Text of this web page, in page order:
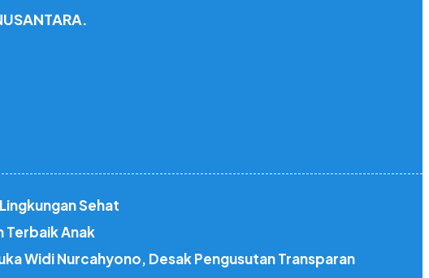
Sehat
Terbaik Anak
Widi Nurcahyono, Desak Pengusutan Transparan